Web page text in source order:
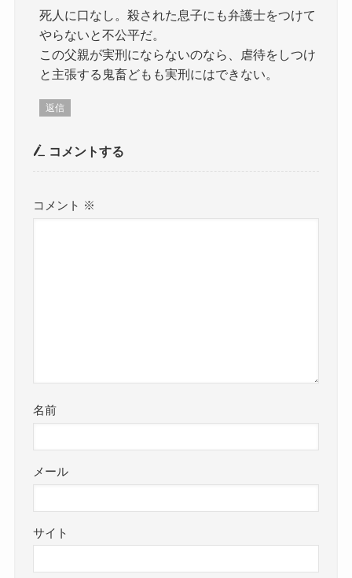
死人に口なし。殺された息子にも弁護士をつけて
やらないと不公平だ。
この父親が実刑にならないのなら、虐待をしつけ
と主張する鬼畜どもも実刑にはできない。
返信
コメントする
コメント ※
名前
メール
サイト